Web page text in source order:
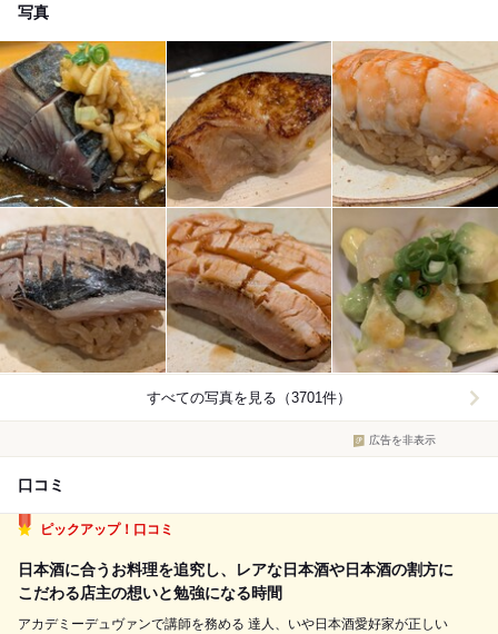
写真
すべての写真を見る（3701件）
広告を非表示
口コミ
ピックアップ！口コミ
日本酒に合うお料理を追究し、レアな日本酒や日本酒の割方に
こだわる店主の想いと勉強になる時間
アカデミーデュヴァンで講師を務める 達人、いや日本酒愛好家が正しい